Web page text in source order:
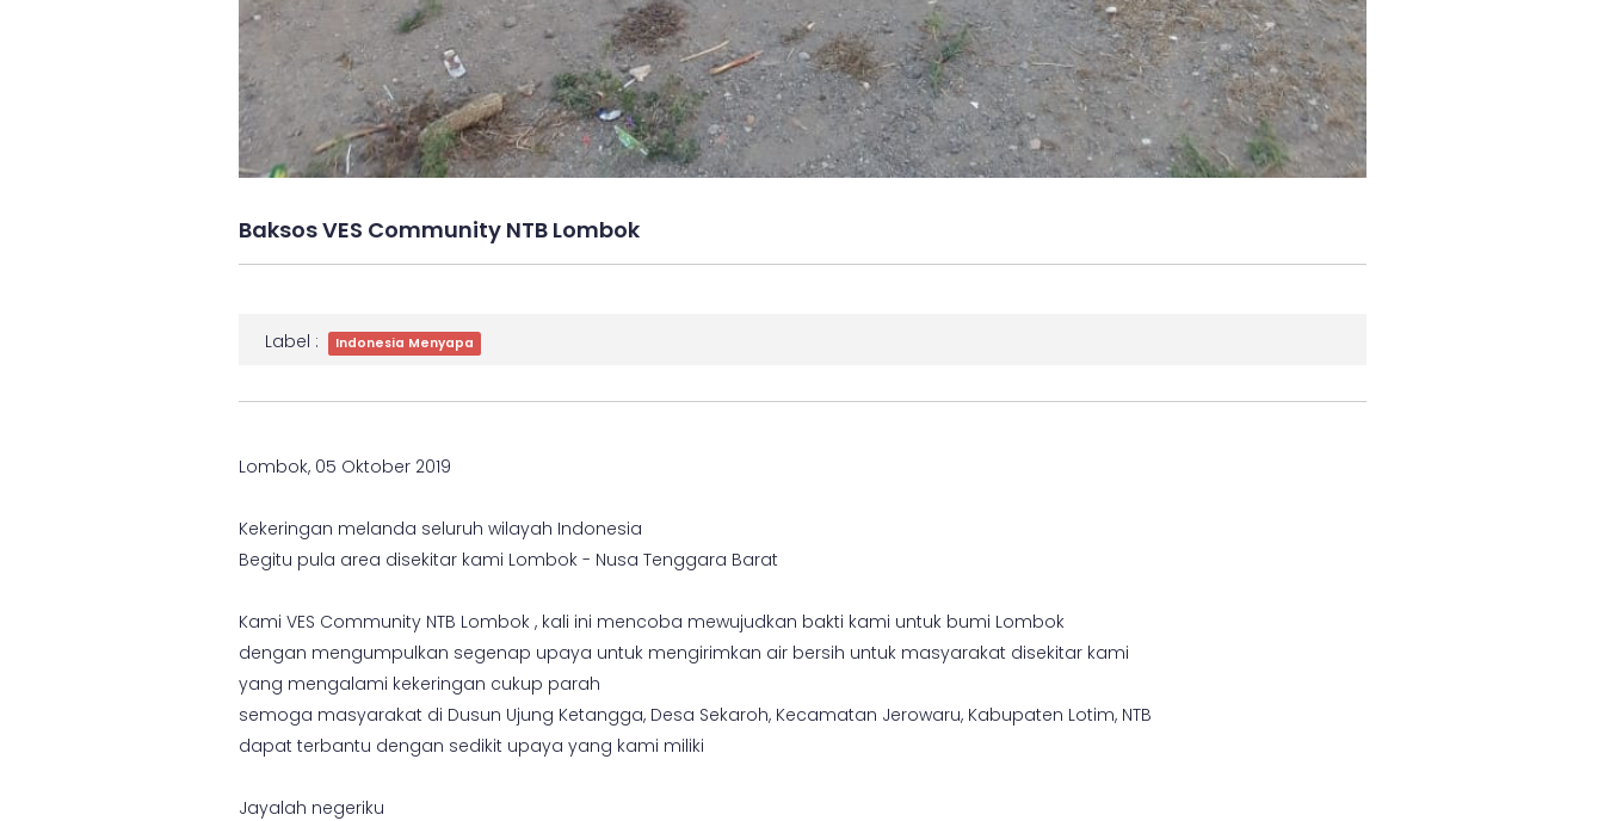
Baksos VES Community NTB Lombok
Label : Indonesia Menyapa
Lombok, 05 Oktober 2019
Kekeringan melanda seluruh wilayah Indonesia
Begitu pula area disekitar kami Lombok - Nusa Tenggara Barat
Kami VES Community NTB Lombok , kali ini mencoba mewujudkan bakti kami untuk bumi Lombok
dengan mengumpulkan segenap upaya untuk mengirimkan air bersih untuk masyarakat disekitar kami
yang mengalami kekeringan cukup parah
semoga masyarakat di Dusun Ujung Ketangga, Desa Sekaroh, Kecamatan Jerowaru, Kabupaten Lotim, NTB
dapat terbantu dengan sedikit upaya yang kami miliki
Jayalah negeriku